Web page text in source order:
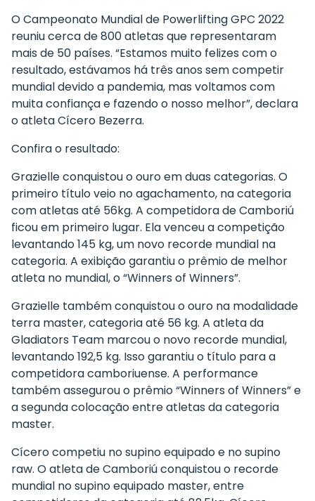
O Campeonato Mundial de Powerlifting GPC 2022
reuniu cerca de 800 atletas que representaram
mais de 50 países. “Estamos muito felizes com o
resultado, estávamos há três anos sem competir
mundial devido a pandemia, mas voltamos com
muita confiança e fazendo o nosso melhor”, declara
o atleta Cícero Bezerra.
Confira o resultado:
Grazielle conquistou o ouro em duas categorias. O
primeiro título veio no agachamento, na categoria
com atletas até 56kg. A competidora de Camboriú
ficou em primeiro lugar. Ela venceu a competição
levantando 145 kg, um novo recorde mundial na
categoria. A exibição garantiu o prêmio de melhor
atleta no mundial, o “Winners of Winners”.
Grazielle também conquistou o ouro na modalidade
terra master, categoria até 56 kg. A atleta da
Gladiators Team marcou o novo recorde mundial,
levantando 192,5 kg. Isso garantiu o título para a
competidora camboriuense. A performance
também assegurou o prêmio “Winners of Winners” e
a segunda colocação entre atletas da categoria
master.
Cícero competiu no supino equipado e no supino
raw. O atleta de Camboriú conquistou o recorde
mundial no supino equipado master, entre